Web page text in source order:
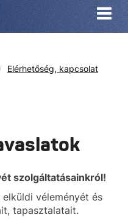
Elérhetőség, kapcsolat
szolgáltatásainkról!
véleményét és
tapasztalatait.